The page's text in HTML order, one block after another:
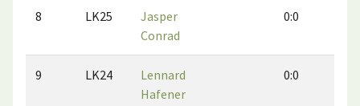
8 LK25
Jasper
Conrad
0:0
9 LK24
Lennard
Hafener
0:0